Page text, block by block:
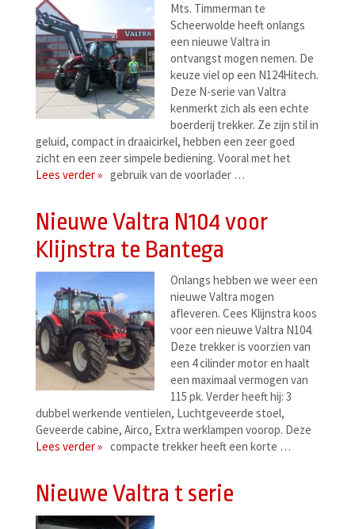
Mts. Timmerman te
Scheerwolde heeft onlangs
een nieuwe Valtra in
ontvangst mogen nemen. De
keuze viel op een N124Hitech.
Deze N-serie van Valtra
kenmerkt zich als een echte
boerderij trekker. Ze zijn stil in
geluid, compact in draaicirkel, hebben een zeer goed
zicht en een zeer simpele bediening. Vooral met het
gebruik van de voorlader …
Lees verder »
Nieuwe Valtra N104 voor
Klijnstra te Bantega
Onlangs hebben we weer een
nieuwe Valtra mogen
afleveren. Cees Klijnstra koos
voor een nieuwe Valtra N104.
Deze trekker is voorzien van
een 4 cilinder motor en haalt
een maximaal vermogen van
115 pk. Verder heeft hij: 3
dubbel werkende ventielen, Luchtgeveerde stoel,
Geveerde cabine, Airco, Extra werklampen voorop. Deze
compacte trekker heeft een korte …
Lees verder »
Nieuwe Valtra t serie